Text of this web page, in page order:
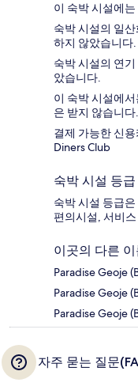
이 숙박 시설에
숙박 시설의 일
하지 않았습니다
숙박 시설의 연
았습니다.
이 숙박 시설에
은 받지 않습니다.
결제 가능한 신
Diners Club
숙박 시설 등급
숙박 시설 등급
편의시설, 서비
이곳의 다른 이
Paradise Geoje
Paradise Geoje
Paradise Geoje
자주 묻는 질문